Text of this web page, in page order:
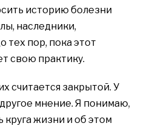
историю болезни
наследники,
тех пор, пока этот
свою практику.
считается закрытой. У
мнение. Я понимаю,
круга жизни и об этом